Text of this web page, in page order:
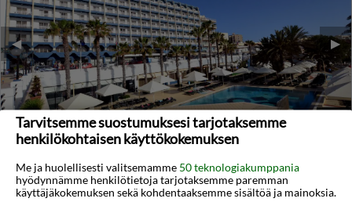
▶︎
◀︎
Qawra ,Malta
4,1/5 18°C
Tarvitsemme suostumuksesi tarjotaksemme
henkilökohtaisen käyttökokemuksen
Me ja huolellisesti valitsemamme 50 teknologiakumppania
hyödynnämme henkilötietoja tarjotaksemme paremman
käyttäjäkokemuksen sekä kohdentaaksemme sisältöä ja mainoksia.